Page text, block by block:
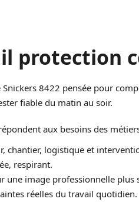
protection
8422 pensée pour
fiable du matin au soir.
aux besoins des
chantier, logistique et
respirant.
image professionnelle plus
réelles du travail quotidien.